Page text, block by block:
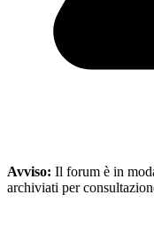
Avviso: Il forum è in
archiviati per